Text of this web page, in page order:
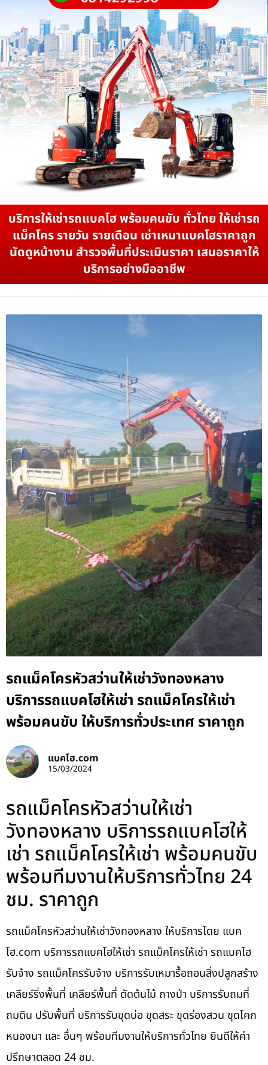
บริการให้เช่ารถแบคโฮ พร้อมคนขับ ทั่วไทย ให้เช่ารถ
แม็คโคร รายวัน รายเดือน เช่าเหมาแบคโฮราคาถูก
นัดดูหน้างาน สำรวจพื้นที่ประเมินราคา เสนอราคาให้
บริการอย่างมืออาชีพ
รถแม็คโครหัวสว่านให้เช่าวังทองหลาง
บริการรถแบคโฮให้เช่า รถแม็คโครให้เช่า
พร้อมคนขับ ให้บริการทั่วประเทศ ราคาถูก
แบคโฮ.com
15/03/2024
รถแม็คโครหัวสว่านให้เช่า
วังทองหลาง บริการรถแบคโฮให้
เช่า รถแม็คโครให้เช่า พร้อมคนขับ
พร้อมทีมงานให้บริการทั่วไทย 24
ชม. ราคาถูก
รถแม็คโครหัวสว่านให้เช่าวังทองหลาง ให้บริการโดย แบค
โฮ.com บริการรถแบคโฮให้เช่า รถแม็คโครให้เช่า รถแบคโฮ
รับจ้าง รถแม็คโครรับจ้าง บริการรับเหมารื้อถอนสิ่งปลูกสร้าง
เคลียร์ริ่งพื้นที่ เคลียร์พื้นที่ ตัดต้นไม้ ถางป่า บริการรับถมที่
ถมดิน ปรับพื้นที่ บริการรับขุดบ่อ ขุดสระ ขุดร่องสวน ขุดโคก
หนองนา และ อื่นๆ พร้อมทีมงานให้บริการทั่วไทย ยินดีให้คำ
ปรึกษาตลอด 24 ชม.